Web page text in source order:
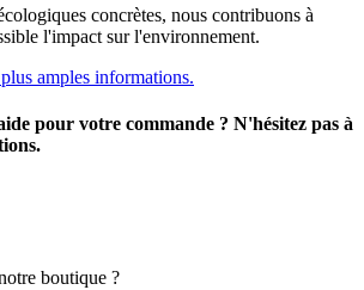
concrètes, nous contribuons à
l'impact sur l'environnement.
amples informations.
pour votre commande ? N'hésitez pas à
boutique ?